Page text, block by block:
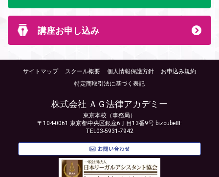
講座お申し込み
サイトマップ スクール概要 個人情報保護方針
お申込み規約
特定商取引法に基づく表記
株式会社 ＡＧ法律アカデミー
東京本校（事務局）
〒104-0061 東京都中央区銀座6丁目13番9号 bizcube8F
TEL03-5931-7942